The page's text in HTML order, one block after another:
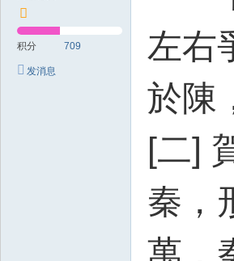
积分 709
发消息
左右
於陳
[二]
秦，
萬，